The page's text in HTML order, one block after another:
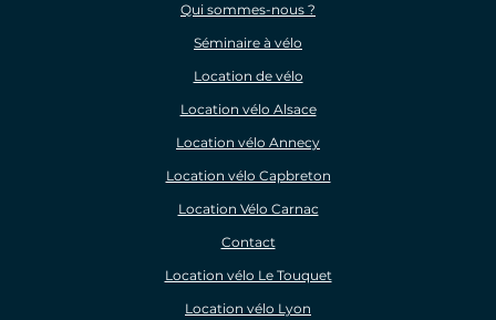
Qui sommes-nous ?
Séminaire à vélo
Location de vélo
Location vélo Alsace
Location vélo Annecy
Location vélo Capbreton
Location Vélo Carnac
Contact
Location vélo Le Touquet
Location vélo Lyon